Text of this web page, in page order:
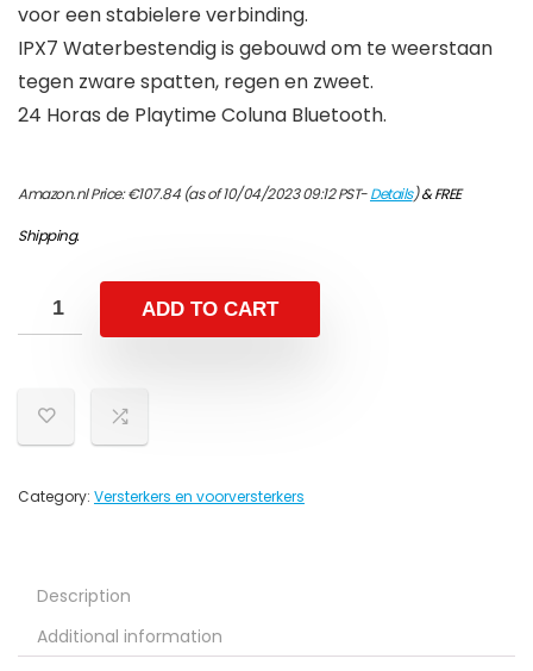
voor een stabielere verbinding.
IPX7 Waterbestendig is gebouwd om te weerstaan ​​
tegen zware spatten, regen en zweet.
24 Horas de Playtime Coluna Bluetooth.
Amazon.nl Price:€107.84(as of 10/04/2023 09:12 PST-Details)&FREE
Shipping.
ADD TO CART
Category: Versterkers en voorversterkers
Description
Additional information